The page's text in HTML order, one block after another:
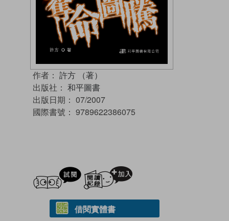
作者： 許方 （著）
出版社： 和平圖書
出版日期： 07/2007
國際書號： 9789622386075
試閲
借閱實體書